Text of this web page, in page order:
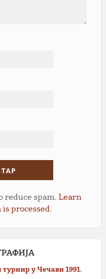
reduce spam. Learn
processed.
у Чечави 1991.